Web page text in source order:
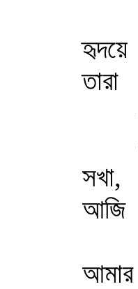
হৃদয়ে
তারা
সখা,
আজি
আমার